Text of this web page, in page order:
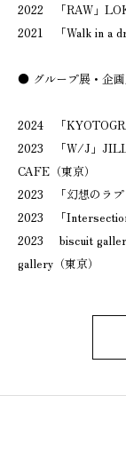
2022 「RAW」
2021 「Walk in a
● グループ展・企
2024 「
2023 「W/J」JILL
CAFE（東京）
2023 「幻想のラプ
2023 「
2023 biscuit
gallery（東京）